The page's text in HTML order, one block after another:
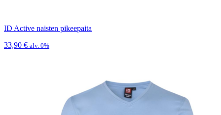
ID Active naisten pikeepaita
33,90 € alv. 0%